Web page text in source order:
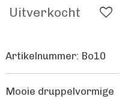
Uitverkocht
Artikelnummer: Bo10
Mooie druppelvormige